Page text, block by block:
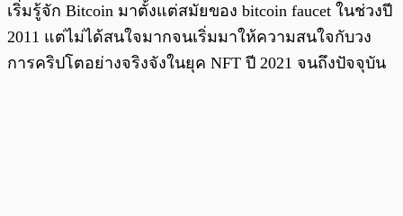
เริ่มรู้จัก Bitcoin มาตั้งแต่สมัยของ bitcoin faucet ในช่วงปี
2011 แต่ไม่ได้สนใจมากจนเริ่มมาให้ความสนใจกับวง
การคริปโตอย่างจริงจังในยุค NFT ปี 2021 จนถึงปัจจุบัน